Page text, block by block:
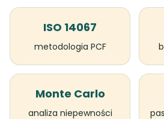
ISO 14067
metodologia PCF
Monte Carlo
analiza niepewności